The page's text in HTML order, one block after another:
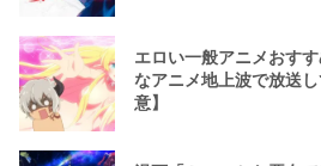
エロい一般アニメおす
なアニメ地上波で放送
意】